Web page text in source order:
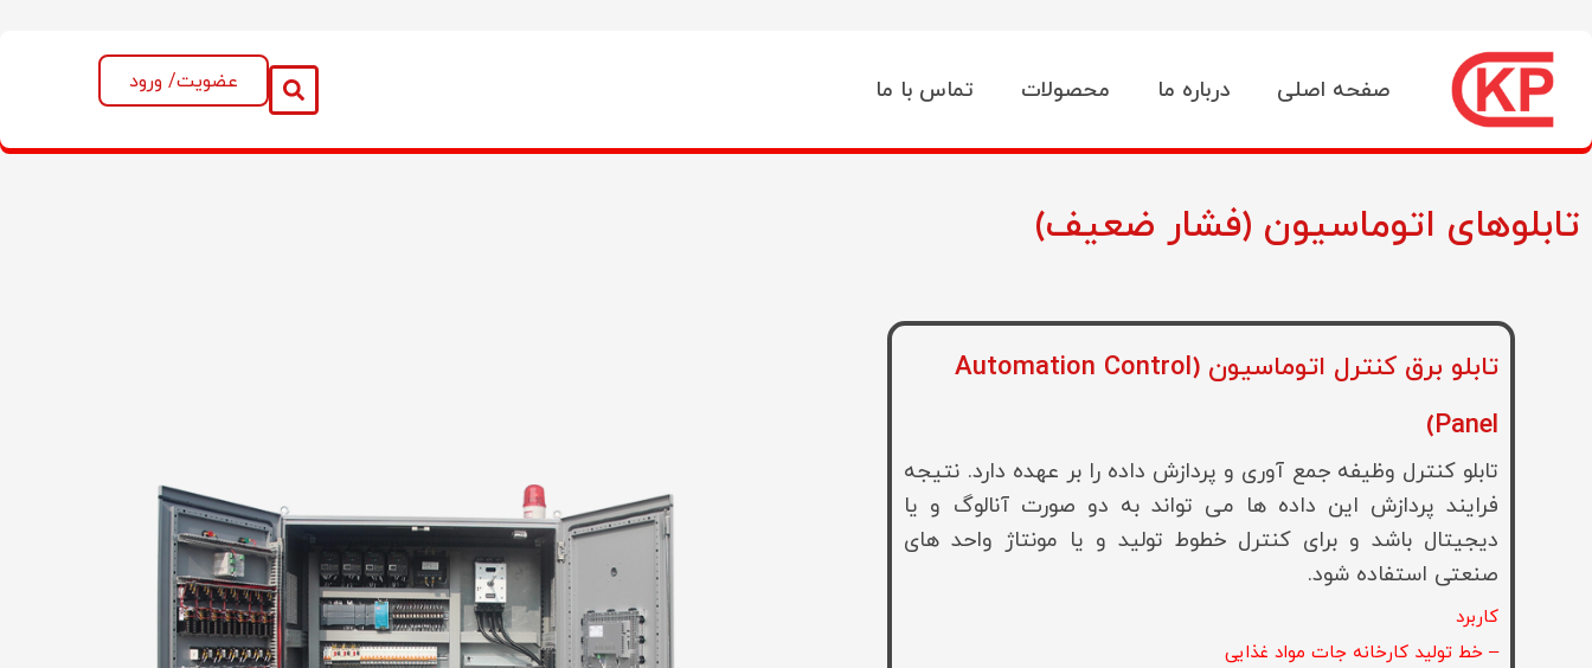
صفحه اصلی درباره ما محصولات تماس با ما عضویت/ ورود
تابلوهای اتوماسیون (فشار ضعیف)
تابلو برق کنترل اتوماسیون (Automation Control
Panel)
تابلو کنترل وظیفه جمع آوری و پردازش داده را بر عهده دارد. نتیجه
فرایند پردازش این داده ها می تواند به دو صورت آنالوگ و یا
دیجیتال باشد و برای کنترل خطوط تولید و یا مونتاژ واحد های
صنعتی استفاده شود.
کاربرد
– خط تولید کارخانه جات مواد غذایی